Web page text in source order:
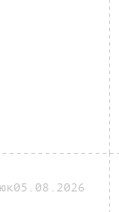
05.08.2026